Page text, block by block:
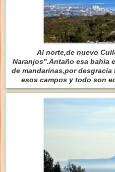
Al norte,de nuevo
Naranjos".Antaño esa bahía
de mandarinas,por
esos campos y todo son